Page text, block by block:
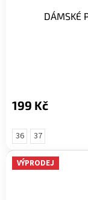
DÁMSKÉ
199 Kč
36 37
VÝPRODEJ